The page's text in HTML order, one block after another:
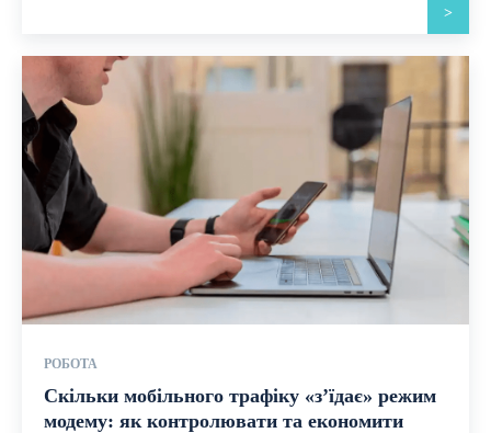
>
РОБОТА
Скільки мобільного трафіку «з’їдає» режим
модему: як контролювати та економити